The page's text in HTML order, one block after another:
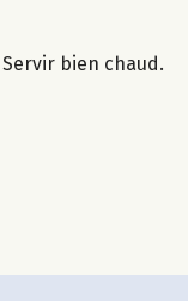
bien chaud.